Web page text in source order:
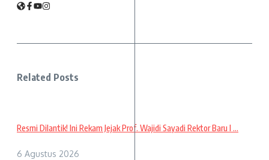
Related Posts
Resmi Dilantik! Ini Rekam Jejak Prof. Wajidi Sayadi Rektor Baru I ...
6 Agustus 2026